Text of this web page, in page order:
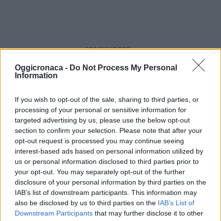
Oggicronaca - Do Not Process My Personal
Information
If you wish to opt-out of the sale, sharing to third parties, or
processing of your personal or sensitive information for
targeted advertising by us, please use the below opt-out
section to confirm your selection. Please note that after your
opt-out request is processed you may continue seeing
interest-based ads based on personal information utilized by
us or personal information disclosed to third parties prior to
your opt-out. You may separately opt-out of the further
disclosure of your personal information by third parties on the
IAB’s list of downstream participants. This information may
also be disclosed by us to third parties on the IAB’s List of
Downstream Participants that may further disclose it to other
CONDIVIDERE: